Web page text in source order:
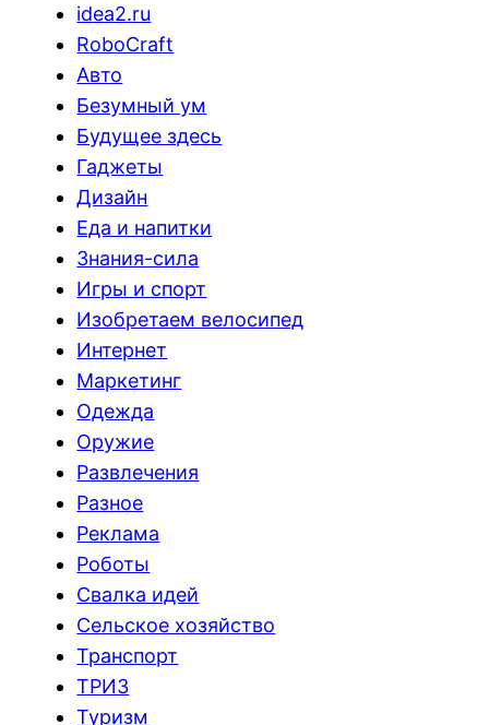
idea2.ru
RoboCraft
Авто
Безумный ум
Будущее здесь
Гаджеты
Дизайн
Еда и напитки
Знания-сила
Игры и спорт
Изобретаем велосипед
Интернет
Маркетинг
Одежда
Оружие
Развлечения
Разное
Реклама
Роботы
Свалка идей
Сельское хозяйство
Транспорт
ТРИЗ
Туризм